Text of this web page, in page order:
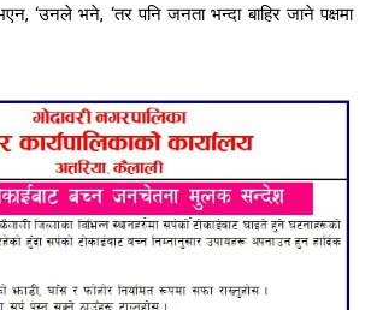
भएन, ‘उनले भने, ‘तर पनि जनता भन्दा बाहिर जाने पक्षमा